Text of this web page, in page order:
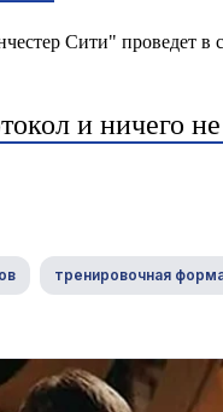
Сити" проведет в
и ничего
тренировочная